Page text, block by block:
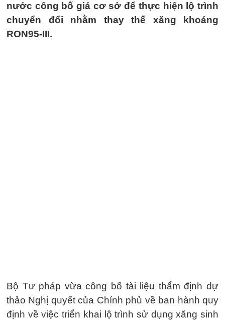
nước công bố giá cơ sở để thực hiện lộ trình
chuyển đổi nhằm thay thế xăng khoáng
RON95-III.
Bộ Tư pháp vừa công bố tài liệu thẩm định dự
thảo Nghị quyết của Chính phủ về ban hành quy
định về việc triển khai lộ trình sử dụng xăng sinh